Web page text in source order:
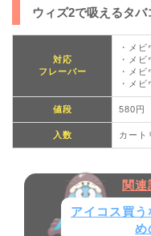
ウィズ2で吸えるタ
対応
フレーバー
・メ
・メ
・メ
・メ
値段 580円
入数 カート
アイコス買
め